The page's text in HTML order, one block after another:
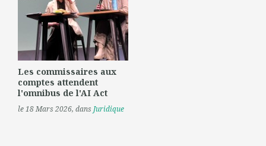
Les commissaires aux
comptes attendent
l'omnibus de l'AI Act
le 18 Mars 2026, dans Juridique